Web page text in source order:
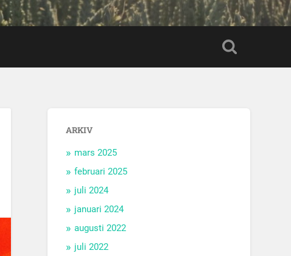
ARKIV
mars 2025
februari 2025
juli 2024
januari 2024
augusti 2022
juli 2022